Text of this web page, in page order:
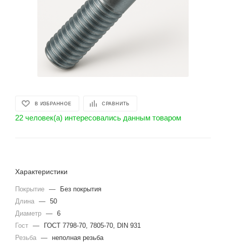
В ИЗБРАННОЕ СРАВНИТЬ
22 человек(а) интересовались данным товаром
Характеристики
Покрытие —
Без покрытия
Длина — 50
Диаметр — 6
Гост —
ГОСТ 7798-70, 7805-70, DIN 931
Резьба —
неполная резьба